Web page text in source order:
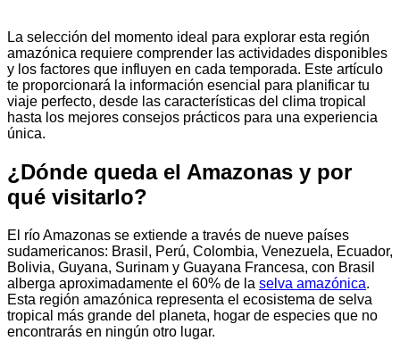
La selección del momento ideal para explorar esta región
amazónica requiere comprender las actividades disponibles
y los factores que influyen en cada temporada. Este artículo
te proporcionará la información esencial para planificar tu
viaje perfecto, desde las características del clima tropical
hasta los mejores consejos prácticos para una experiencia
única.
¿Dónde queda el Amazonas y por
qué visitarlo?
El río Amazonas se extiende a través de nueve países
sudamericanos: Brasil, Perú, Colombia, Venezuela, Ecuador,
Bolivia, Guyana, Surinam y Guayana Francesa, con Brasil
alberga aproximadamente el 60% de la selva amazónica.
Esta región amazónica representa el ecosistema de selva
tropical más grande del planeta, hogar de especies que no
encontrarás en ningún otro lugar.